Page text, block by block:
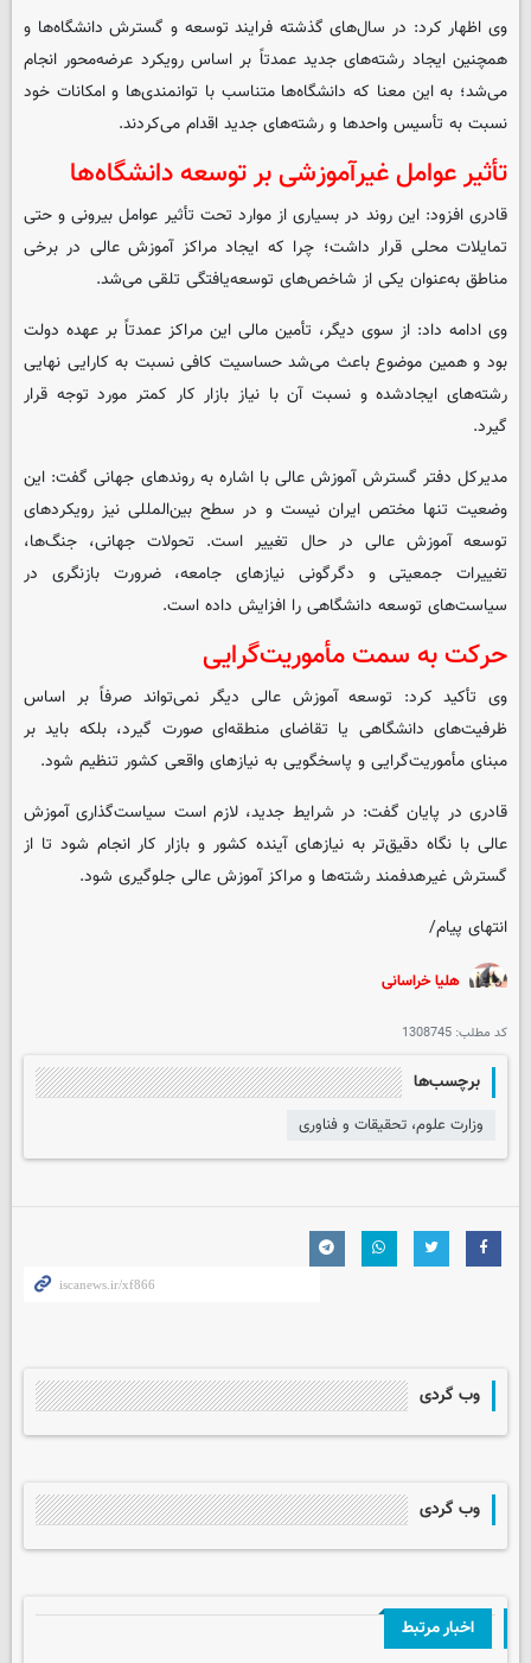
وی اظهار کرد: در سال‌های گذشته فرایند توسعه و گسترش دانشگاه‌ها و
همچنین ایجاد رشته‌های جدید عمدتاً بر اساس رویکرد عرضه‌محور انجام
می‌شد؛ به این معنا که دانشگاه‌ها متناسب با توانمندی‌ها و امکانات خود
نسبت به تأسیس واحدها و رشته‌های جدید اقدام می‌کردند.
تأثیر عوامل غیرآموزشی بر توسعه دانشگاه‌ها
قادری افزود: این روند در بسیاری از موارد تحت تأثیر عوامل بیرونی و حتی
تمایلات محلی قرار داشت؛ چرا که ایجاد مراکز آموزش عالی در برخی
مناطق به‌عنوان یکی از شاخص‌های توسعه‌یافتگی تلقی می‌شد.
وی ادامه داد: از سوی دیگر، تأمین مالی این مراکز عمدتاً بر عهده دولت
بود و همین موضوع باعث می‌شد حساسیت کافی نسبت به کارایی نهایی
رشته‌های ایجادشده و نسبت آن با نیاز بازار کار کمتر مورد توجه قرار
گیرد.
مدیرکل دفتر گسترش آموزش عالی با اشاره به روندهای جهانی گفت: این
وضعیت تنها مختص ایران نیست و در سطح بین‌المللی نیز رویکردهای
توسعه آموزش عالی در حال تغییر است. تحولات جهانی، جنگ‌ها،
تغییرات جمعیتی و دگرگونی نیازهای جامعه، ضرورت بازنگری در
سیاست‌های توسعه دانشگاهی را افزایش داده است.
حرکت به سمت مأموریت‌گرایی
وی تأکید کرد: توسعه آموزش عالی دیگر نمی‌تواند صرفاً بر اساس
ظرفیت‌های دانشگاهی یا تقاضای منطقه‌ای صورت گیرد، بلکه باید بر
مبنای مأموریت‌گرایی و پاسخگویی به نیازهای واقعی کشور تنظیم شود.
قادری در پایان گفت: در شرایط جدید، لازم است سیاست‌گذاری آموزش
عالی با نگاه دقیق‌تر به نیازهای آینده کشور و بازار کار انجام شود تا از
گسترش غیرهدفمند رشته‌ها و مراکز آموزش عالی جلوگیری شود.
انتهای پیام/
هلیا خراسانی
کد مطلب: 1308745
برچسب‌ها
وزارت علوم، تحقیقات و فناوری
وب گردی
وب گردی
اخبار مرتبط